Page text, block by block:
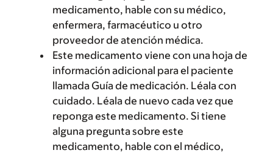
medicamento, hable con su médico,
enfermera, farmacéutico u otro
proveedor de atención médica.
Este medicamento viene con una hoja de
información adicional para el paciente
llamada Guía de medicación. Léala con
cuidado. Léala de nuevo cada vez que
reponga este medicamento. Si tiene
alguna pregunta sobre este
medicamento, hable con el médico,